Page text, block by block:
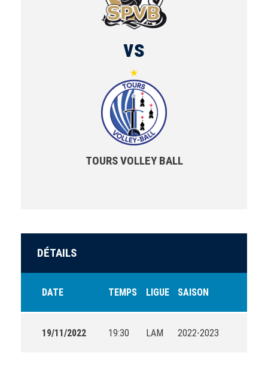
vs
TOURS VOLLEY BALL
DÉTAILS
DATE TEMPS LIGUE SAISON
19/11/2022 19:30 LAM 2022-2023